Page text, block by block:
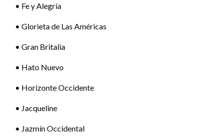
• Fe y Alegría
• Glorieta de Las Américas
• Gran Britalia
• Hato Nuevo
• Horizonte Occidente
• Jacqueline
• Jazmín Occidental